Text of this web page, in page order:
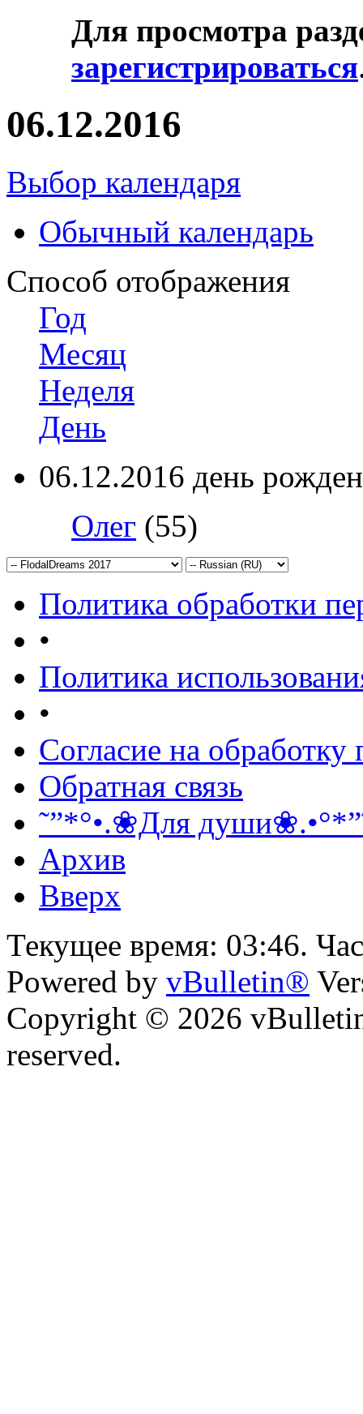
Для просмотра
зарегистрироваться
06.12.2016
Выбор календаря
Обычный календарь
Способ отображения
Год
Месяц
Неделя
День
06.12.2016 день
Олег (55)
Политика обработки
•
Политика
•
Согласие на
Обратная связь
˜”*°•.❀Для
Архив
Вверх
Текущее время: 03:46.
Powered by vBulletin®
Copyright © 2026
reserved.